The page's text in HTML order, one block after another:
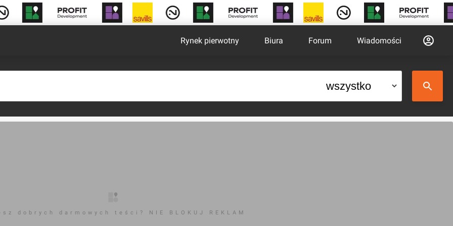
Rynek pierwotny Biura Forum Wiadomości
dobrych darmowych teści? NIE BLOKUJ REKLAM